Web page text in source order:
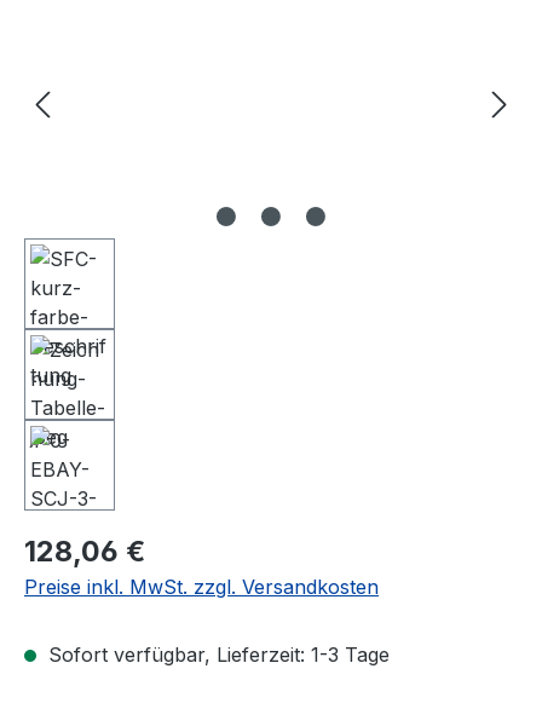
Regulärer Preis:
128,06 €
Preise inkl. MwSt. zzgl. Versandkosten
Sofort verfügbar, Lieferzeit: 1-3 Tage